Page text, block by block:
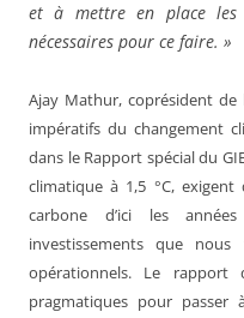
et à mettre en place les
nécessaires pour ce faire. »
Ajay Mathur, coprésident
impératifs du changement
dans le Rapport spécial du
climatique à 1,5 °C,
carbone d’ici les
investissements que nous
opérationnels. Le rapport
pragmatiques pour passer